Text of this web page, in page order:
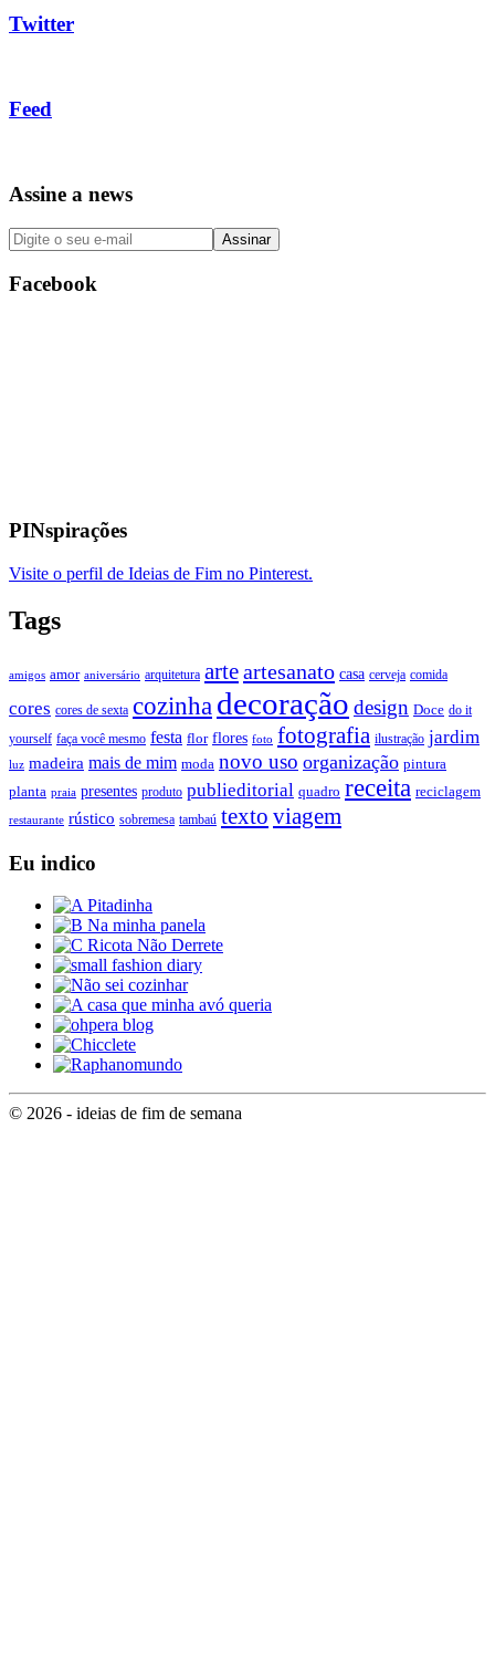
Twitter
Feed
Assine a news
Facebook
PINspirações
Visite o perfil de Ideias de Fim no Pinterest.
Tags
amigos amor aniversário arquitetura arteartesanato casa cerveja comida
cores cores de sexta cozinha decoração design Doce do it
yourself faça você mesmo festa flor flores foto fotografia ilustração jardim
luz madeira mais de mim moda novo uso organização pintura
planta praia presentes produto publieditorial quadro receita reciclagem
restaurante rústico sobremesa tambaú texto viagem
Eu indico
© 2026 - ideias de fim de semana